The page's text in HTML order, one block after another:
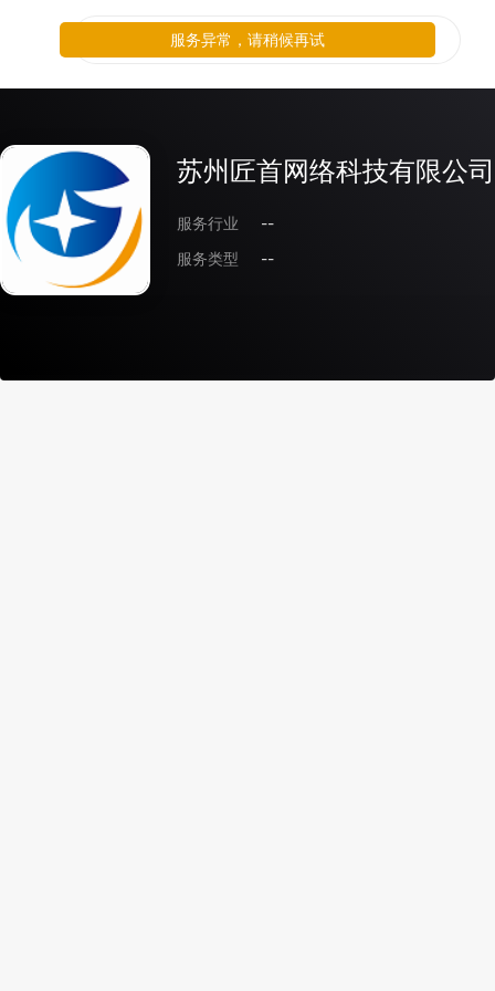
苏州匠首网络科技有限公司
服务行业
--
服务类型
--
服务异常，请稍候再试